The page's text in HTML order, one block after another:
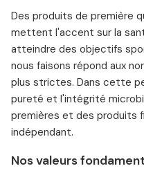
Des produits de première
mettent l'accent sur la
atteindre des objectifs
nous faisons répond aux
plus strictes. Dans cette
pureté et l'intégrité
premières et des produits
indépendant.
Nos valeurs